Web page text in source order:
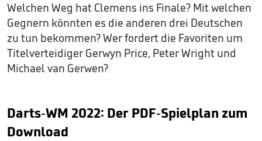
Welchen Weg hat Clemens ins Finale? Mit welchen
Gegnern könnten es die anderen drei Deutschen
zu tun bekommen? Wer fordert die Favoriten um
Titelverteidiger Gerwyn Price, Peter Wright und
Michael van Gerwen?
Darts-WM 2022: Der PDF-Spielplan zum
Download